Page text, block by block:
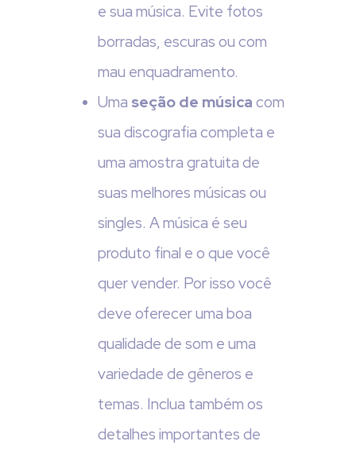
e sua música. Evite fotos
borradas, escuras ou com
mau enquadramento.
Uma seção de música com
sua discografia completa e
uma amostra gratuita de
suas melhores músicas ou
singles. A música é seu
produto final e o que você
quer vender. Por isso você
deve oferecer uma boa
qualidade de som e uma
variedade de gêneros e
temas. Inclua também os
detalhes importantes de